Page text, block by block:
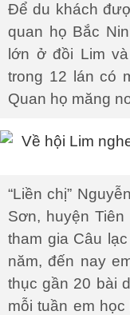
Để du khách
quan họ Bắc
lớn ở đồi Lim
trong 12 lán có
Quan họ măng
“Liền chị”
Sơn, huyện Tiên
tham gia Câu
năm, đến nay
thục gần 20 bài
mỗi tuần em